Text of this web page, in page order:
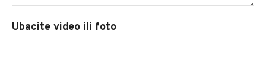
Ubacite video ili foto